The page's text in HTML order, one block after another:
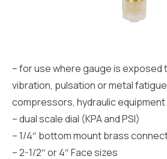
– for use where gauge is exposed
vibration, pulsation or metal
compressors, hydraulic
– dual scale dial (KPA and PSI)
– 1/4″ bottom mount brass
– 2-1/2″ or 4″ Face sizes